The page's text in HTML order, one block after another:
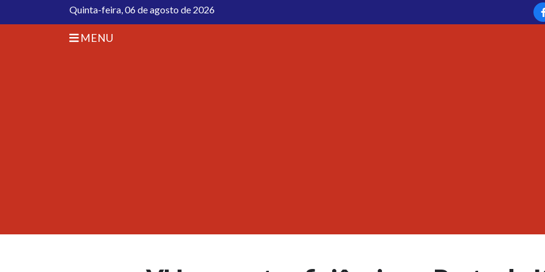
Quinta-feira, 06 de agosto de 2026
MENU